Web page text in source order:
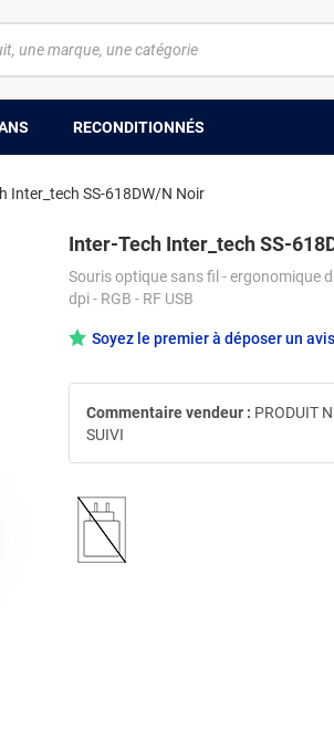
RECONDITIONNÉS
Inter_tech SS-618DW/N Noir
Inter-Tech Inter_tech SS-
Souris optique sans fil - ergonomique
dpi - RGB - RF USB
Soyez le premier à déposer un
Commentaire vendeur : PRODUIT
SUIVI